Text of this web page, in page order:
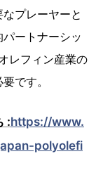
プレーヤーと
ートナーシッ
レフィン産業の
です。
:https://www.
polyolefi